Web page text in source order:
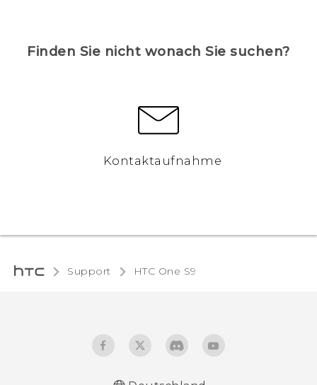
Finden Sie nicht wonach Sie suchen?
Kontaktaufnahme
Support HTC One S9‎